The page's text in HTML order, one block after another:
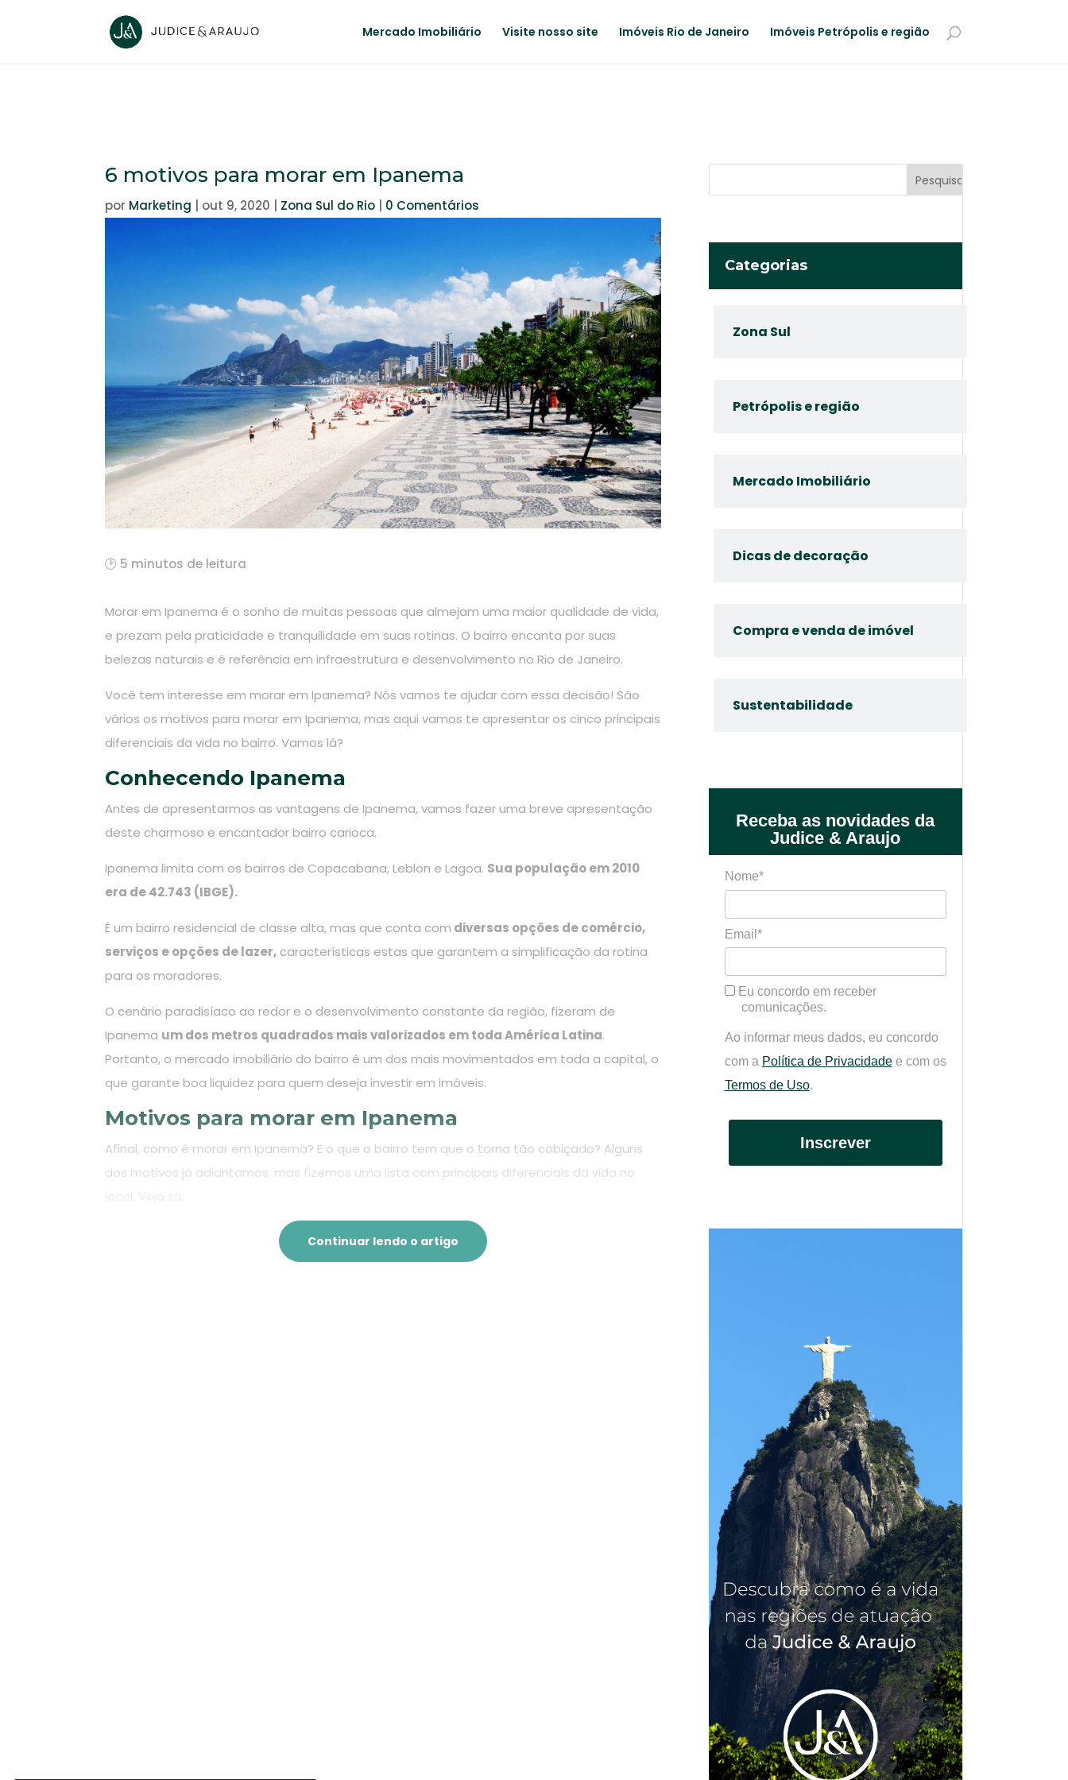
Mercado Imobiliário Visite nosso site Imóveis Rio de Janeiro Imóveis Petrópolis e região
6 motivos para morar em Ipanema
por Marketing out 9, 2020 Zona Sul do Rio 0 Comentários
🕑 5 minutos de leitura
Morar em Ipanema é o sonho de muitas pessoas que almejam uma maior qualidade de vida,
e prezam pela praticidade e tranquilidade em suas rotinas. O bairro encanta por suas
belezas naturais e é referência em infraestrutura e desenvolvimento no Rio de Janeiro.
Você tem interesse em morar em Ipanema? Nós vamos te ajudar com essa decisão! São
vários os motivos para morar em Ipanema, mas aqui vamos te apresentar os cinco principais
diferenciais da vida no bairro. Vamos lá?
Conhecendo Ipanema
Antes de apresentarmos as vantagens de Ipanema, vamos fazer uma breve apresentação
deste charmoso e encantador bairro carioca.
Ipanema limita com os bairros de Copacabana, Leblon e Lagoa. Sua população em 2010
era de 42.743 (IBGE).
É um bairro residencial de classe alta, mas que conta com diversas opções de comércio,
serviços e opções de lazer, características estas que garantem a simplificação da rotina
para os moradores.
O cenário paradisíaco ao redor e o desenvolvimento constante da região, fizeram de
Ipanema um dos metros quadrados mais valorizados em toda América Latina.
Portanto, o mercado imobiliário do bairro é um dos mais movimentados em toda a capital, o
que garante boa liquidez para quem deseja investir em imóveis.
Motivos para morar em Ipanema
Afinal, como é morar em Ipanema? E o que o bairro tem que o torna tão cobiçado? Alguns
dos motivos já adiantamos, mas fizemos uma lista com principais diferenciais da vida no
Continuar lendo o artigo
Categorias
Zona Sul
Petrópolis e região
Mercado Imobiliário
Dicas de decoração
Compra e venda de imóvel
Sustentabilidade
Receba as novidades da
Judice & Araujo
Nome*
Email*
Eu concordo em receber
comunicações.
Ao informar meus dados, eu concordo
com a Política de Privacidadee com os
Termos de Uso.
Inscrever